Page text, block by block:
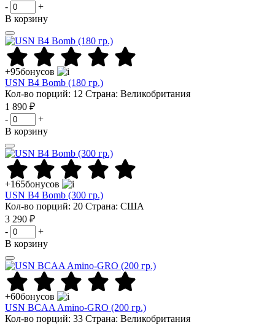
-
+
В корзину
+95бонусов
USN B4 Bomb (180 гр.)
Кол-во порций: 12 Страна: Великобритания
1 890 ₽
-
+
В корзину
+165бонусов
USN B4 Bomb (300 гр.)
Кол-во порций: 20 Страна: США
3 290 ₽
-
+
В корзину
+60бонусов
USN BCAA Amino-GRO (200 гр.)
Кол-во порций: 33 Страна: Великобритания